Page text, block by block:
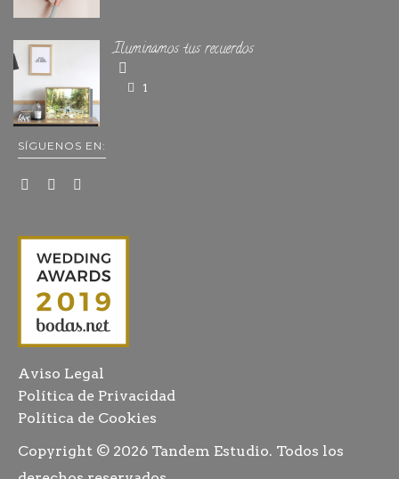
Iluminamos tus recuerdos
1
SÍGUENOS EN:
Aviso Legal
Política de Privacidad
Política de Cookies
Copyright © 2026 Tandem Estudio. Todos los